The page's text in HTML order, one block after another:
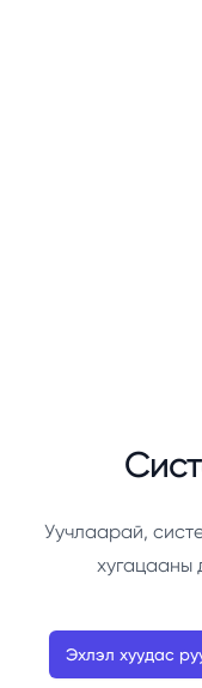
Уучлаарай,
хугацааны
Эхлэл хуудас